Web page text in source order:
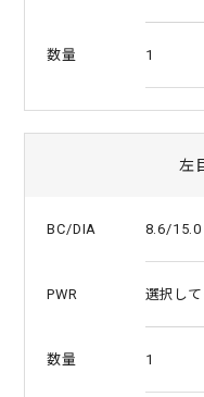
数量 1
左
BC/DIA 8.6/15.0
PWR
数量 1